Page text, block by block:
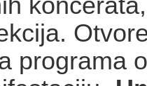
programa